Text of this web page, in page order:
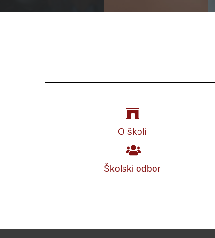
O školi
Školski odbor